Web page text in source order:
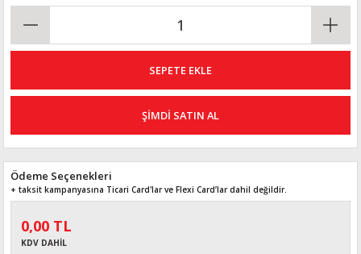
SEPETE EKLE
ŞİMDİ SATIN AL
Ödeme Seçenekleri
+ taksit kampanyasına Ticari Card'lar ve Flexi Card’lar dahil değildir.
0,00 TL
KDV DAHİL